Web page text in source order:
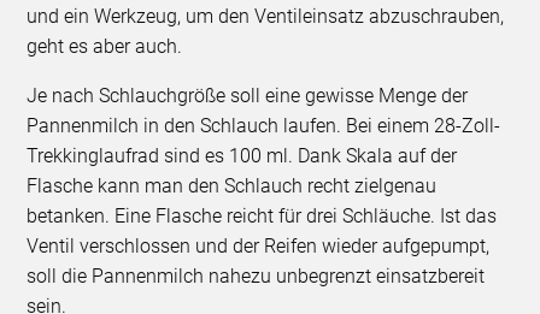
und ein Werkzeug, um den Ventileinsatz abzuschrauben,
geht es aber auch.
Je nach Schlauchgröße soll eine gewisse Menge der
Pannenmilch in den Schlauch laufen. Bei einem 28-Zoll-
Trekkinglaufrad sind es 100 ml. Dank Skala auf der
Flasche kann man den Schlauch recht zielgenau
betanken. Eine Flasche reicht für drei Schläuche. Ist das
Ventil verschlossen und der Reifen wieder aufgepumpt,
soll die Pannenmilch nahezu unbegrenzt einsatzbereit
sein.